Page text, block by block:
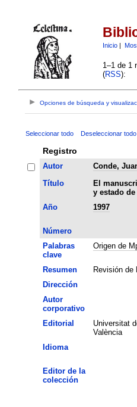
Inicio|
1–1 de 1
(RSS):
Opciones de búsqueda y
Seleccionar todo Deseleccionar todo
Registro
Autor
Conde,
Título
El
y estado
Año
1997
Número
Palabras
clave
Origen de
Resumen
Revisión de
Dirección
Autor
corporativo
Editorial
Universitat
València
Idioma
Editor de la
colección